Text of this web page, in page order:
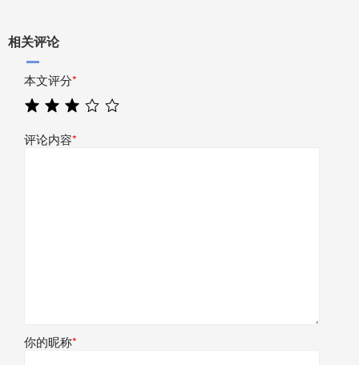
相关评论
本文评分*
评论内容*
你的昵称*